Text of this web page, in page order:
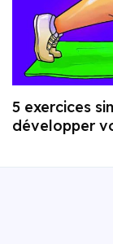
5 exercices
développer